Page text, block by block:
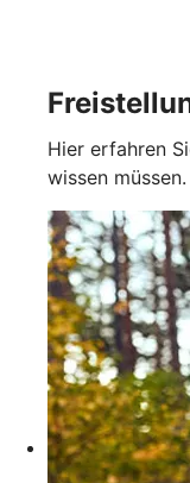
Hier erfahren
wissen müssen.